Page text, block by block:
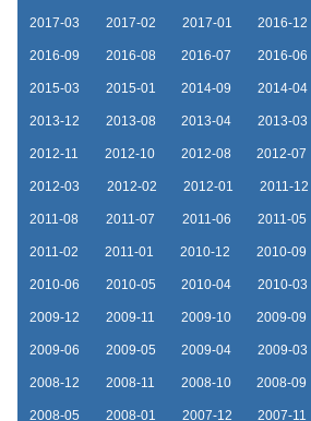
2017-03 2017-02 2017-01 2016-12
2016-09 2016-08 2016-07 2016-06
2015-03 2015-01 2014-09 2014-04
2013-12 2013-08 2013-04 2013-03
2012-11 2012-10 2012-08 2012-07
2012-03 2012-02 2012-01 2011-12
2011-08 2011-07 2011-06 2011-05
2011-02 2011-01 2010-12 2010-09
2010-06 2010-05 2010-04 2010-03
2009-12 2009-11 2009-10 2009-09
2009-06 2009-05 2009-04 2009-03
2008-12 2008-11 2008-10 2008-09
2008-05 2008-01 2007-12 2007-11